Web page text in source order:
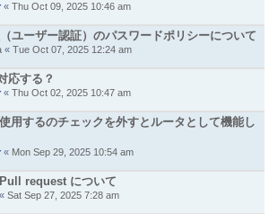
« Thu Oct 09, 2025 10:46 am
ユーザー認証）のパスワードポリシーについて
« Tue Oct 07, 2025 12:24 am
応する？
« Thu Oct 02, 2025 10:47 am
用するのチェックを外すとルータとして機能し
« Mon Sep 29, 2025 10:54 am
request について
« Sat Sep 27, 2025 7:28 am